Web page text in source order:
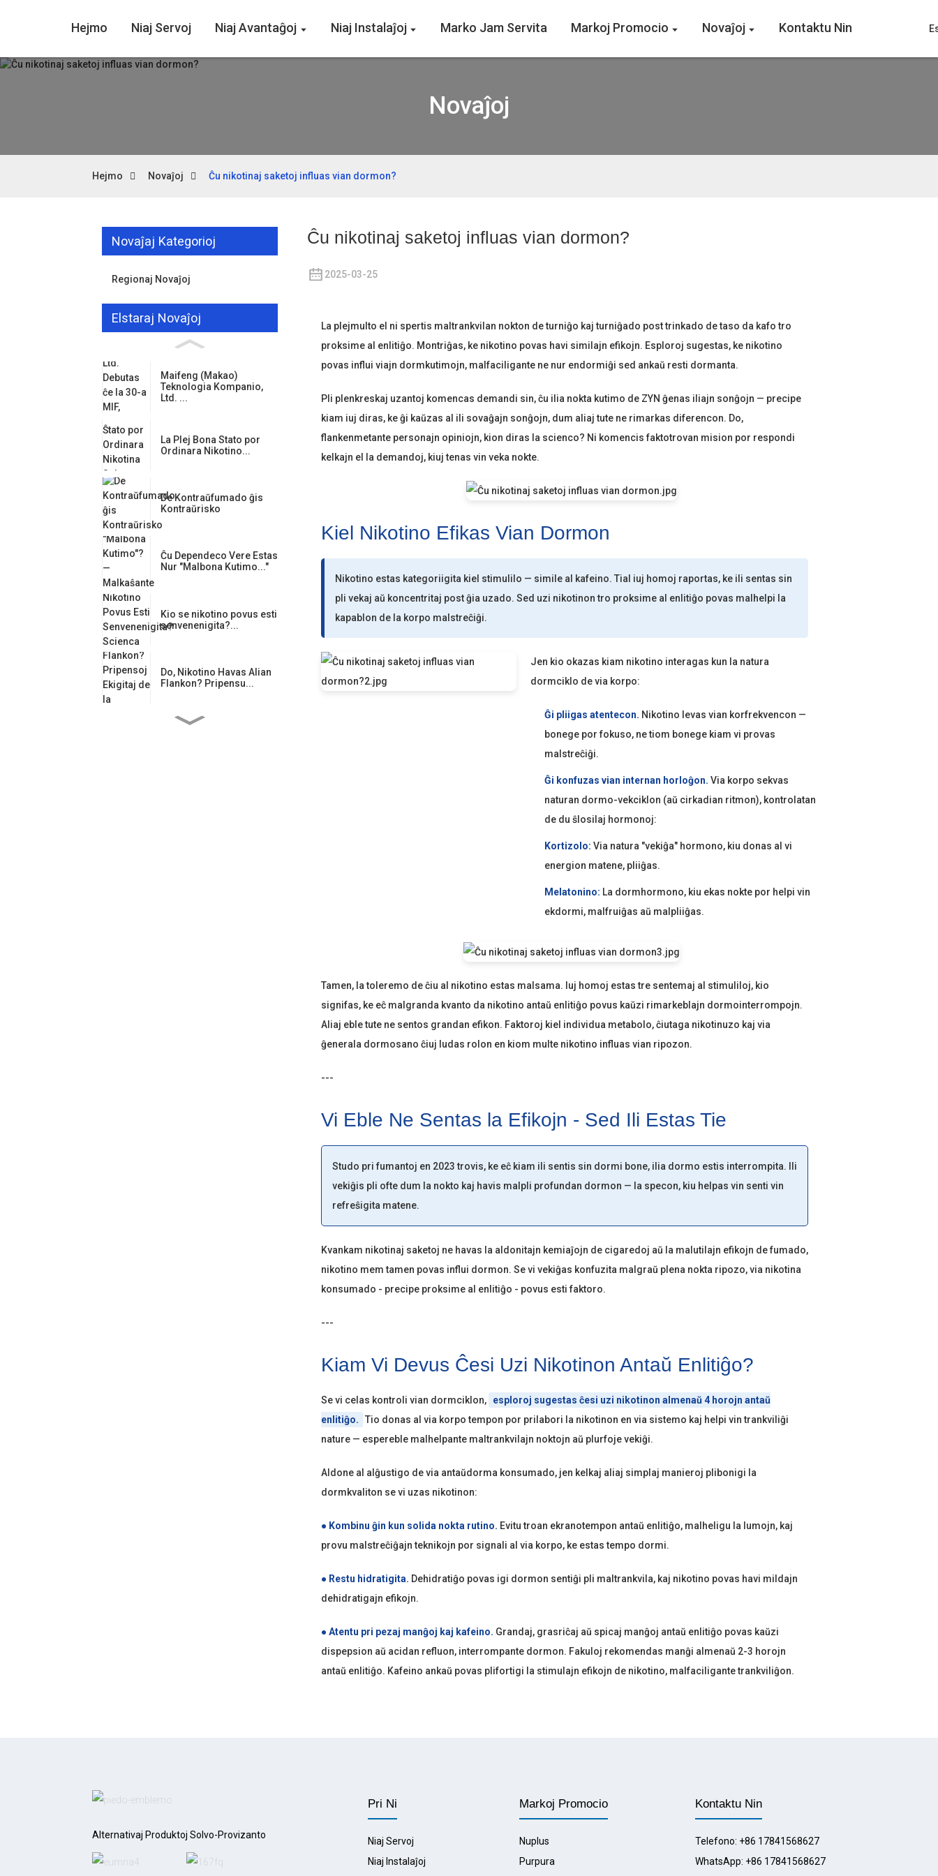
Hejmo Niaj Servoj Niaj Avantaĝoj Niaj Instalaĵoj Marko Jam Servita Markoj Promocio Novaĵoj Kontaktu Nin
Novaĵoj
Hejmo Novaĵoj Ĉu nikotinaj saketoj influas vian dormon?
Novaĵaj Kategorioj
Regionaj Novaĵoj
Elstaraj Novaĵoj
Maifeng (Makao)
Teknologia Kompanio,
Ltd. ...
La Plej Bona Stato por
Ordinara Nikotino...
De Kontraŭfumado ĝis
Kontraŭrisko
Ĉu Dependeco Vere Estas
Nur "Malbona Kutimo..."
Kio se nikotino povus esti
senvenenigita?...
Do, Nikotino Havas Alian
Flankon? Pripensu...
Ĉu nikotinaj saketoj influas vian dormon?
2025-03-25
La plejmulto el ni spertis maltrankvilan nokton de turniĝo kaj turniĝado post trinkado de taso da kafo tro
proksime al enlitiĝo. Montriĝas, ke nikotino povas havi similajn efikojn. Esploroj sugestas, ke nikotino
povas influi viajn dormkutimojn, malfaciligante ne nur endormiĝi sed ankaŭ resti dormanta.
Pli plenkreskaj uzantoj komencas demandi sin, ĉu ilia nokta kutimo de ZYN ĝenas iliajn sonĝojn — precipe
kiam iuj diras, ke ĝi kaŭzas al ili sovaĝajn sonĝojn, dum aliaj tute ne rimarkas diferencon. Do,
flankenmetante personajn opiniojn, kion diras la scienco? Ni komencis faktotrovan mision por respondi
kelkajn el la demandoj, kiuj tenas vin veka nokte.
Kiel Nikotino Efikas Vian Dormon
Nikotino estas kategoriigita kiel stimulilo — simile al kafeino. Tial iuj homoj raportas, ke ili sentas sin
pli vekaj aŭ koncentritaj post ĝia uzado. Sed uzi nikotinon tro proksime al enlitiĝo povas malhelpi la
kapablon de la korpo malstreĉiĝi.
Jen kio okazas kiam nikotino interagas kun la natura
dormciklo de via korpo:
Ĝi pliigas atentecon. Nikotino levas vian korfrekvencon —
bonege por fokuso, ne tiom bonege kiam vi provas
malstreĉiĝi.
Ĝi konfuzas vian internan horloĝon. Via korpo sekvas
naturan dormo-vekciklon (aŭ cirkadian ritmon), kontrolatan
de du ŝlosilaj hormonoj:
Kortizolo: Via natura "vekiĝa" hormono, kiu donas al vi
energion matene, pliiĝas.
Melatonino: La dormhormono, kiu ekas nokte por helpi vin
ekdormi, malfruiĝas aŭ malpliiĝas.
Tamen, la toleremo de ĉiu al nikotino estas malsama. Iuj homoj estas tre sentemaj al stimuliloj, kio
signifas, ke eĉ malgranda kvanto da nikotino antaŭ enlitiĝo povus kaŭzi rimarkeblajn dormointerrompojn.
Aliaj eble tute ne sentos grandan efikon. Faktoroj kiel individua metabolo, ĉiutaga nikotinuzo kaj via
ĝenerala dormosano ĉiuj ludas rolon en kiom multe nikotino influas vian ripozon.
---
Vi Eble Ne Sentas la Efikojn - Sed Ili Estas Tie
Studo pri fumantoj en 2023 trovis, ke eĉ kiam ili sentis sin dormi bone, ilia dormo estis interrompita. Ili
vekiĝis pli ofte dum la nokto kaj havis malpli profundan dormon — la specon, kiu helpas vin senti vin
refreŝigita matene.
Kvankam nikotinaj saketoj ne havas la aldonitajn kemiaĵojn de cigaredoj aŭ la malutilajn efikojn de fumado,
nikotino mem tamen povas influi dormon. Se vi vekiĝas konfuzita malgraŭ plena nokta ripozo, via nikotina
konsumado - precipe proksime al enlitiĝo - povus esti faktoro.
---
Kiam Vi Devus Ĉesi Uzi Nikotinon Antaŭ Enlitiĝo?
Se vi celas kontroli vian dormciklon,
esploroj sugestas ĉesi uzi nikotinon almenaŭ 4 horojn antaŭ
enlitiĝo.
Tio donas al via korpo tempon por prilabori la nikotinon en via sistemo kaj helpi vin trankviliĝi
nature — espereble malhelpante maltrankvilajn noktojn aŭ plurfoje vekiĝi.
Aldone al alĝustigo de via antaŭdorma konsumado, jen kelkaj aliaj simplaj manieroj plibonigi la
dormkvaliton se vi uzas nikotinon:
● Kombinu ĝin kun solida nokta rutino. Evitu troan ekranotempon antaŭ enlitiĝo, malheligu la lumojn, kaj
provu malstreĉiĝajn teknikojn por signali al via korpo, ke estas tempo dormi.
● Restu hidratigita. Dehidratiĝo povas igi dormon sentiĝi pli maltrankvila, kaj nikotino povas havi mildajn
dehidratigajn efikojn.
● Atentu pri pezaj manĝoj kaj kafeino. Grandaj, grasriĉaj aŭ spicaj manĝoj antaŭ enlitiĝo povas kaŭzi
dispepsion aŭ acidan refluon, interrompante dormon. Fakuloj rekomendas manĝi almenaŭ 2-3 horojn
antaŭ enlitiĝo. Kafeino ankaŭ povas plifortigi la stimulajn efikojn de nikotino, malfaciligante trankviliĝon.
Alternativaj Produktoj Solvo-Provizanto
Pri Ni
Niaj Servoj
Niaj Instalaĵoj
Markoj Promocio
Nuplus
Purpura
Kontaktu Nin
Telefono: +86 17841568627
WhatsApp: +86 17841568627